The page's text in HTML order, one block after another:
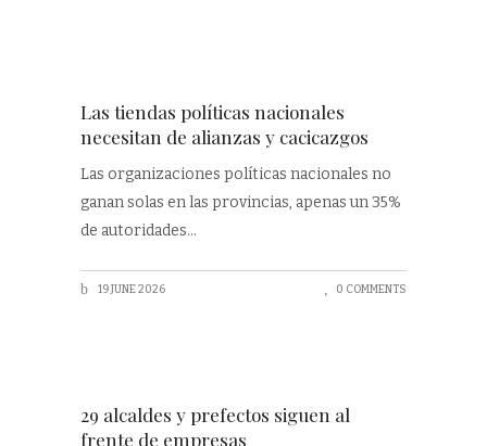
Las tiendas políticas nacionales
necesitan de alianzas y cacicazgos
Las organizaciones políticas nacionales no
ganan solas en las provincias, apenas un 35%
de autoridades
19 JUNE 2026 0 COMMENTS
29 alcaldes y prefectos siguen al
frente de empresas